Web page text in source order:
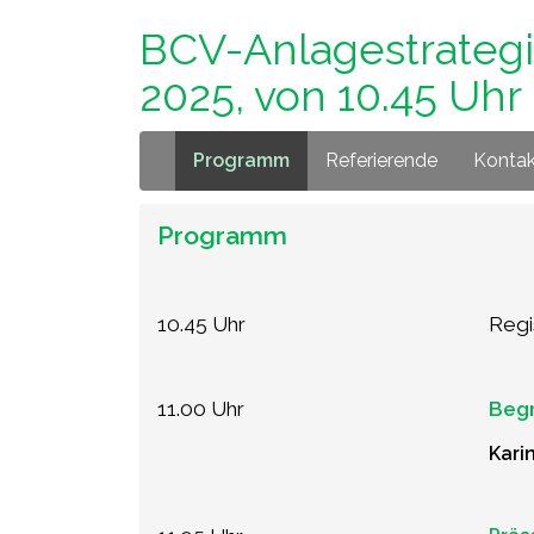
BCV-
2025, von 10.45
Programm Referierende
Programm
10.45 Uhr
11.00 Uhr